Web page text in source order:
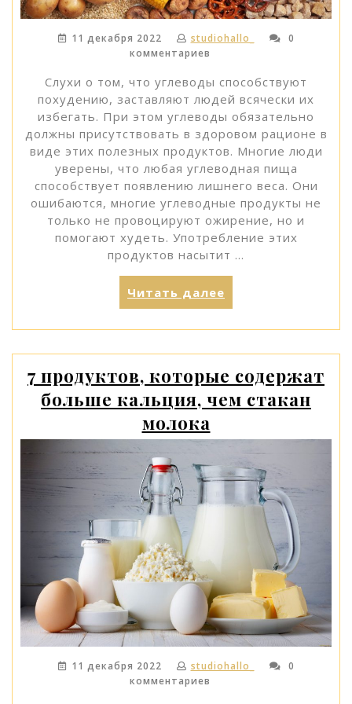
11 декабря 2022 studiohallo_
0
комментариев
Слухи о том, что углеводы способствуют
похудению, заставляют людей всячески их
избегать. При этом углеводы обязательно
должны присутствовать в здоровом рационе в
виде этих полезных продуктов. Многие люди
уверены, что любая углеводная пища
способствует появлению лишнего веса. Они
ошибаются, многие углеводные продукты не
только не провоцируют ожирение, но и
помогают худеть. Употребление этих
продуктов насытит …
Читать далее
углеводные
продукты
7 продуктов, которые содержат
больше кальция, чем стакан
молока
11 декабря 2022 studiohallo_
0
комментариев